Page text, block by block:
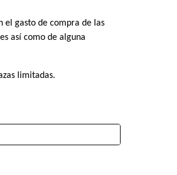
el gasto de compra de las
así como de alguna
limitadas.